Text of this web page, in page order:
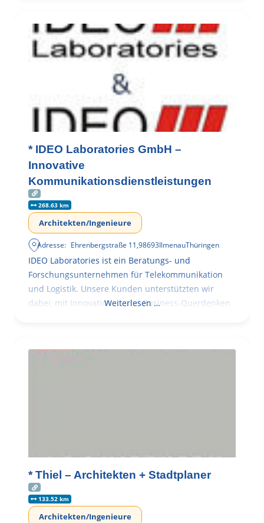
* IDEO Laboratories GmbH –
Innovative
Kommunikationsdienstleistungen
268.63 km
Architekten/Ingenieure
Adresse: Ehrenbergstraße 11,98693IlmenauThüringen
IDEO Laboratories ist ein Beratungs- und
Forschungsunternehmen für Telekommunikation
und Logistik. Unsere Kunden unterstützten wir
dabei, mit Innovationen und Business-Querdenken
Weiterlesen …
* Thiel – Architekten + Stadtplaner
133.52 km
Architekten/Ingenieure